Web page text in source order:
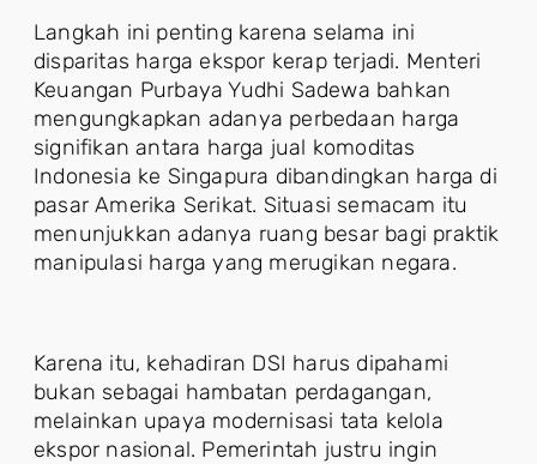
Langkah ini penting karena selama ini
disparitas harga ekspor kerap terjadi. Menteri
Keuangan Purbaya Yudhi Sadewa bahkan
mengungkapkan adanya perbedaan harga
signifikan antara harga jual komoditas
Indonesia ke Singapura dibandingkan harga di
pasar Amerika Serikat. Situasi semacam itu
menunjukkan adanya ruang besar bagi praktik
manipulasi harga yang merugikan negara.
Karena itu, kehadiran DSI harus dipahami
bukan sebagai hambatan perdagangan,
melainkan upaya modernisasi tata kelola
ekspor nasional. Pemerintah justru ingin